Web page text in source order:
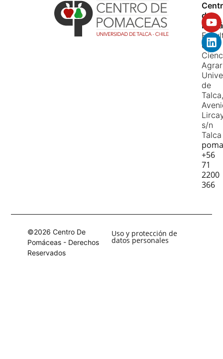
de
de
de
s/n
Talca
+56
71
2200
366
©2026 Centro De
Pomáceas - Derechos
Reservados
Uso y protección de
datos personales